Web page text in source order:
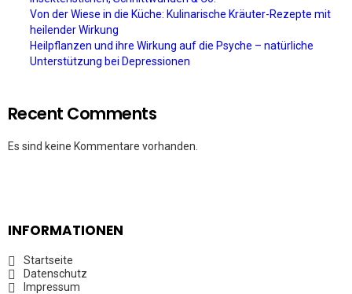
Von der Wiese in die Küche: Kulinarische Kräuter-Rezepte mit
heilender Wirkung
Heilpflanzen und ihre Wirkung auf die Psyche – natürliche
Unterstützung bei Depressionen
Recent Comments
Es sind keine Kommentare vorhanden.
INFORMATIONEN
Startseite
Datenschutz
Impressum